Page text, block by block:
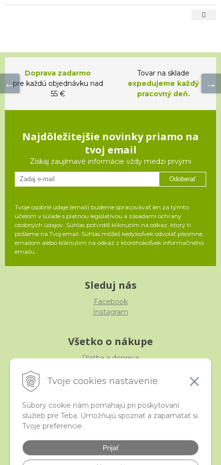
Tvoje cookies nastavenie
Súbory cookie nám pomáhajú pri poskytovaní
služieb pre Teba. Umožňujú spoznať a zapamätať si
Tvoje preferencie.
Prijať
Doprava zadarmo
pre každú objednávku nad
55 €
Tovar na sklade
expedujeme každý
pracovný deň.
Najdôležitejšie novinky priamo na
tvoj email
Získaj zaujímavé informácie vždy medzi prvými
Odoberať
Tvoje osobné údaje (email) budeme spracovávať len za týmto
účelom v súlade s platnou legislatívou a zásadami ochrany
osobných údajov. Súhlas potvrdíš kliknutím na odkaz, ktorý ti
pošleme na Tvoj email. Súhlas môžeš kedykoľvek odvolať písomne,
emailom alebo kliknutím na odkaz z ktoréhokoľvek informačného
emailu.
Sleduj nás
Facebook
Instagram
Všetko o nákupe
Platba a doprava
Obchodné podmienky
iStraka
Veľkoobchod
Najčastejšie otázky